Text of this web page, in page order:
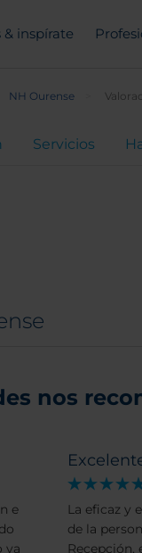
& inspírate
NH Ourense
Servicios
nos
e
ya
La eficaz y
de la
Recepción,